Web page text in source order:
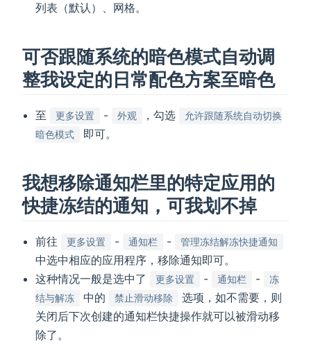
列表（默认）、网格。
可否跟随系统的暗色模式自动调
整我设定的日常配色方案至暗色
至 更多设置 - 外观 ，勾选
允许跟随系统自动切换
暗色模式
即可。
我想移除通知栏里的特定应用的
快捷冻结的通知，可我划不掉
前往 更多设置 - 通知栏 - 管理冻结解冻快捷通知
中选中相应的应用程序，移除通知即可。
这种情况一般是选中了
更多设置 - 通知栏 -
冻
结与解冻
中的 禁止滑动移除
选项，如不需要，则
关闭后下次创建的通知栏快捷操作就可以被滑动移
除了。